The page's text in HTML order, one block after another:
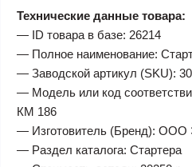
Технические данные товара:
— ID товара в базе: 26214
— Полное наименование:
— Заводской артикул (SKU):
— Модель или код
КМ 186
— Изготовитель (Бренд): ООО
— Раздел каталога: Стартера